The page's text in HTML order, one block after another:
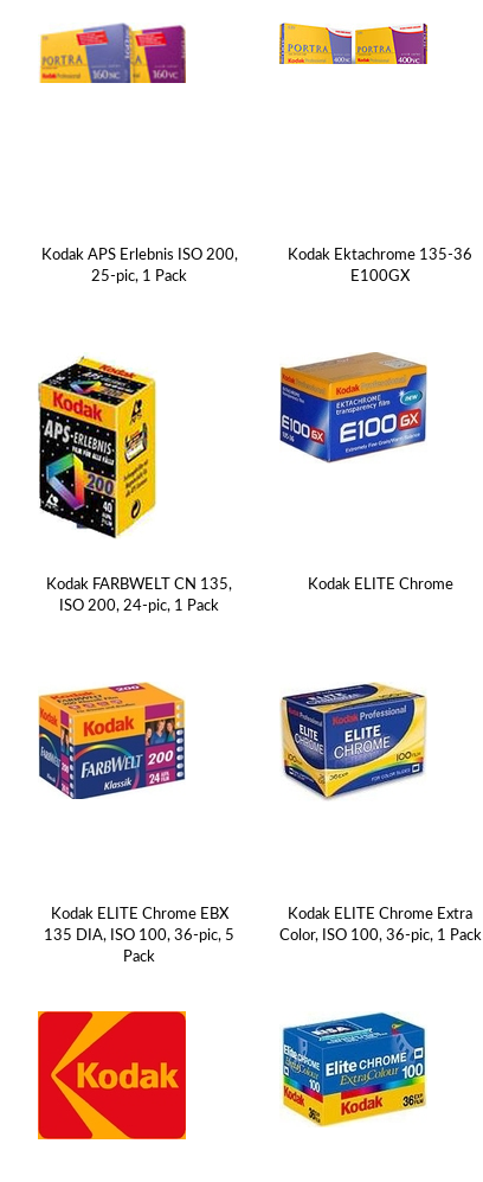
Kodak APS Erlebnis ISO 200,
25-pic, 1 Pack
Kodak Ektachrome 135-36
E100GX
Kodak FARBWELT CN 135,
ISO 200, 24-pic, 1 Pack
Kodak ELITE Chrome
Kodak ELITE Chrome EBX
135 DIA, ISO 100, 36-pic, 5
Pack
Kodak ELITE Chrome Extra
Color, ISO 100, 36-pic, 1 Pack